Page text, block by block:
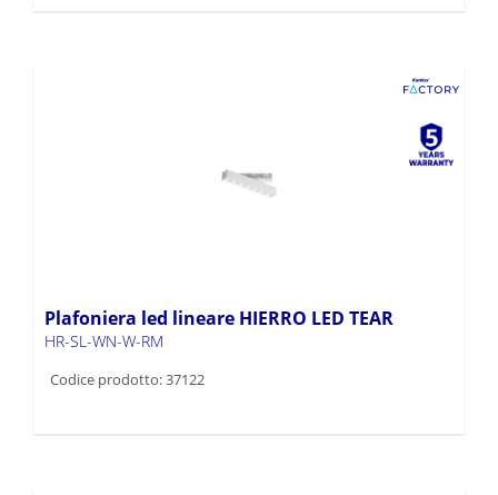
Plafoniera led lineare HIERRO LED TEAR
HR-SL-WN-W-RM
Codice prodotto: 37122